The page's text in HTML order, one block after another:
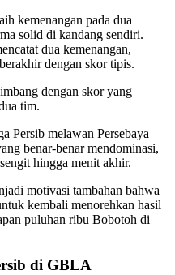
kemenangan pada dua
solid di kandang sendiri.
dua kemenangan,
dengan skor tipis.
dengan skor yang
tim.
Persib melawan Persebaya
benar-benar mendominasi,
hingga menit akhir.
motivasi tambahan bahwa
kembali menorehkan hasil
puluhan ribu Bobotoh di
di GBLA